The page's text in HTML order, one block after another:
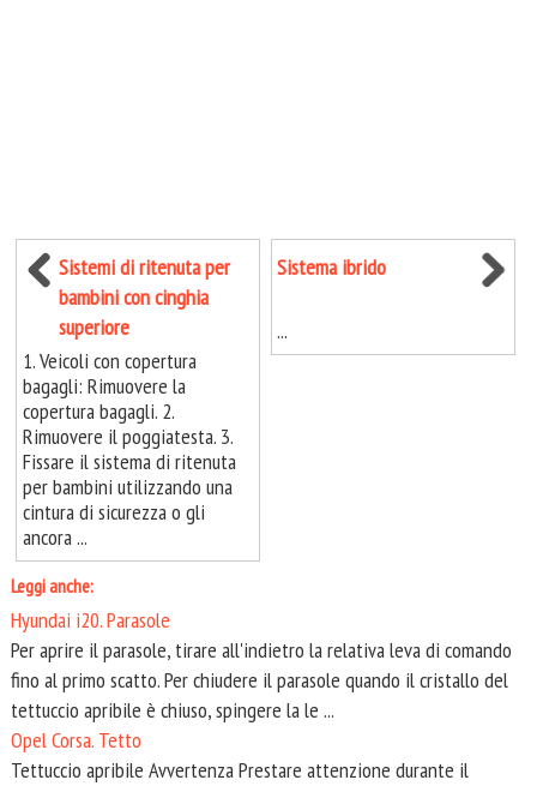
Sistemi di ritenuta per
bambini con cinghia
superiore
1. Veicoli con copertura
bagagli: Rimuovere la
copertura bagagli. 2.
Rimuovere il poggiatesta. 3.
Fissare il sistema di ritenuta
per bambini utilizzando una
cintura di sicurezza o gli
ancora ...
Sistema ibrido
...
Leggi anche:
Hyundai i20. Parasole
Per aprire il parasole, tirare all'indietro la relativa leva di comando
fino al primo scatto. Per chiudere il parasole quando il cristallo del
tettuccio apribile è chiuso, spingere la le ...
Opel Corsa. Tetto
Tettuccio apribile Avvertenza Prestare attenzione durante il